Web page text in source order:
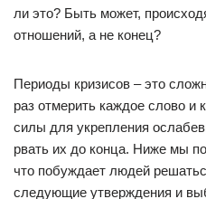
ли это? Быть может,
отношений, а не конец?
Периоды кризисов – это
раз отмерить каждое слово и
силы для укрепления
рвать их до конца. Ниже мы
что побуждает людей
следующие утверждения и